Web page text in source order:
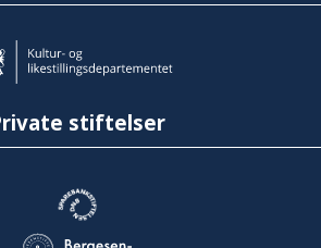
stiftelser